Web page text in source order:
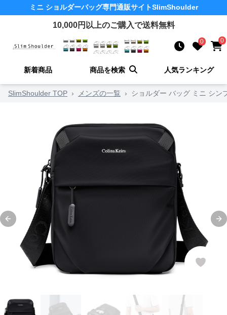
ミニ ショルダーバッグ専門通販サイトSlimShoulder
10,000円以上のご購入で送料無料
0 0
新着商品 商品を検索 人気ランキング
SlimShoulder TOP › メンズの一覧 › ショルダー バッグ ミニ シン
Previous slide